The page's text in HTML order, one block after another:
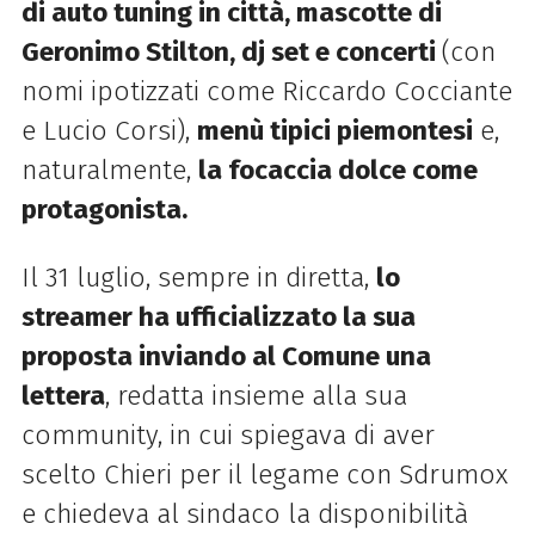
di auto tuning in città, mascotte di
Geronimo Stilton, dj set e concerti (con
nomi ipotizzati come Riccardo Cocciante
e Lucio Corsi), menù tipici piemontesi e,
naturalmente, la focaccia dolce come
protagonista.
Il 31 luglio, sempre in diretta, lo
streamer ha ufficializzato la sua
proposta inviando al Comune una
lettera, redatta insieme alla sua
community, in cui spiegava di aver
scelto Chieri per il legame con Sdrumox
e chiedeva al sindaco la disponibilità